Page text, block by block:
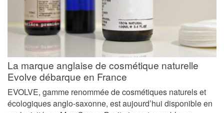
La marque anglaise de cosmétique naturelle
Evolve débarque en France
EVOLVE, gamme renommée de cosmétiques naturels et
écologiques anglo-saxonne, est aujourd’hui disponible en